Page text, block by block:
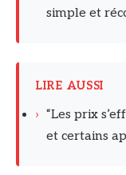
simple et
LIRE AUSSI
› “Les prix
et certains